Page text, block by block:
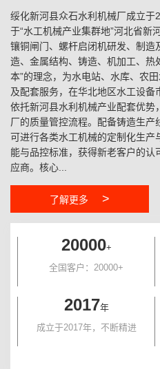
绥化新河县众石水利机械厂成立
于“水工机械产业集群地”河北省新
镶铜闸门、螺杆启闭机研发、制造
造、金属结构、铸造、机加工、热
本”的理念，为水电站、水库、农
及配套服务，在华北地区水工设
依托新河县水利机械产业配套优
厂的质量管控流程。配备铸造生
可进行各类水工机械的定制化生
能与品控标准，获得新老客户的
应商。核心...
了解更多 >
20000+
全国客户：20000+
2017年
成立于2017年，不断精进